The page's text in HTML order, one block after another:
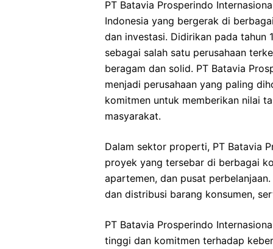
PT Batavia Prosperindo
Indonesia yang bergerak di
dan investasi. Didirikan pada tahun
sebagai salah satu perusahaan
beragam dan solid. PT Batavia
menjadi perusahaan yang paling
komitmen untuk memberikan nilai
masyarakat.
Dalam sektor properti, PT Batavia
proyek yang tersebar di berbagai
apartemen, dan pusat
dan distribusi barang konsumen,
PT Batavia Prosperindo
tinggi dan komitmen terhadap